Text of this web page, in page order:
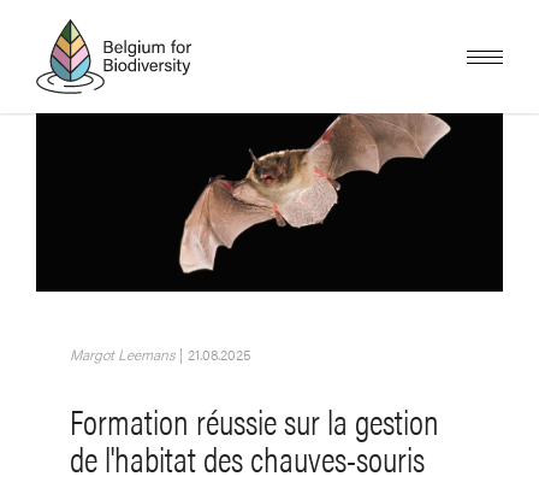
content
Margot Leemans | 21.08.2025
Formation réussie sur la gestion
de l'habitat des chauves-souris